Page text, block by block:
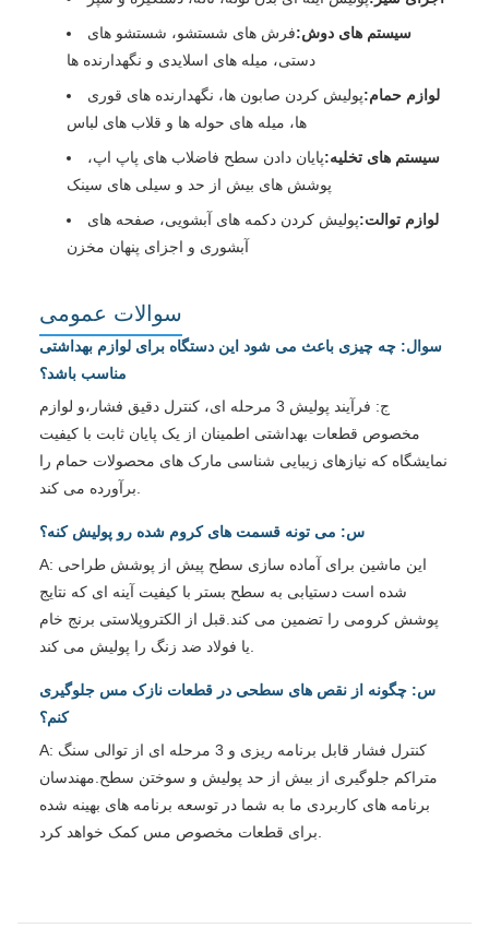
سیستم های دوش:فرش های شستشو، شستشو های
دستی، میله های اسلایدی و نگهدارنده ها
لوازم حمام:پولیش کردن صابون ها، نگهدارنده های قوری
ها، میله های حوله ها و قلاب های لباس
سیستم های تخلیه:پایان دادن سطح فاضلاب های پاپ اپ،
پوشش های بیش از حد و سیلی های سینک
لوازم توالت:پولیش کردن دکمه های آبشویی، صفحه های
آبشوری و اجزای پنهان مخزن
سوالات عمومی
سوال: چه چیزی باعث می شود این دستگاه برای لوازم بهداشتی
مناسب باشد؟
ج: فرآیند پولیش 3 مرحله ای، کنترل دقیق فشار،و لوازم
مخصوص قطعات بهداشتی اطمینان از یک پایان ثابت با کیفیت
نمایشگاه که نیازهای زیبایی شناسی مارک های محصولات حمام را
س: می تونه قسمت های کروم شده رو پولیش کنه؟
A: این ماشین برای آماده سازی سطح پیش از پوشش طراحی
شده است دستیابی به سطح بستر با کیفیت آینه ای که نتایج
پوشش کرومی را تضمین می کند.قبل از الکتروپلاستی برنج خام
س: چگونه از نقص های سطحی در قطعات نازک مس جلوگیری
کنم؟
A: کنترل فشار قابل برنامه ریزی و 3 مرحله ای از توالی سنگ
متراکم جلوگیری از بیش از حد پولیش و سوختن سطح.مهندسان
برنامه های کاربردی ما به شما در توسعه برنامه های بهینه شده